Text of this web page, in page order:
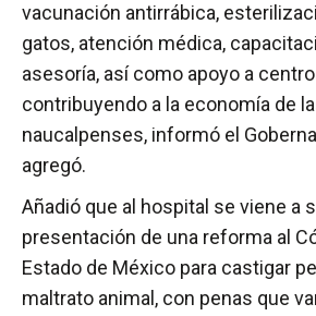
vacunación antirrábica,
gatos, atención médica,
asesoría, así como apoyo a
contribuyendo a la economía de
naucalpenses, informó el
agregó.
Añadió que al hospital se viene a
presentación de una reforma al
Estado de México para castigar
maltrato animal, con penas que